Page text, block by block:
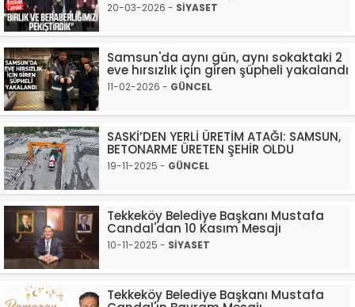
20-03-2026 - SİYASET
Samsun'da aynı gün, aynı sokaktaki 2
eve hırsızlık için giren şüpheli yakalandı
11-02-2026 - GÜNCEL
SASKİ’DEN YERLİ ÜRETİM ATAĞI: SAMSUN,
BETONARME ÜRETEN ŞEHİR OLDU
19-11-2025 - GÜNCEL
Tekkeköy Belediye Başkanı Mustafa
Candal'dan 10 Kasım Mesajı
10-11-2025 - SİYASET
Tekkeköy Belediye Başkanı Mustafa